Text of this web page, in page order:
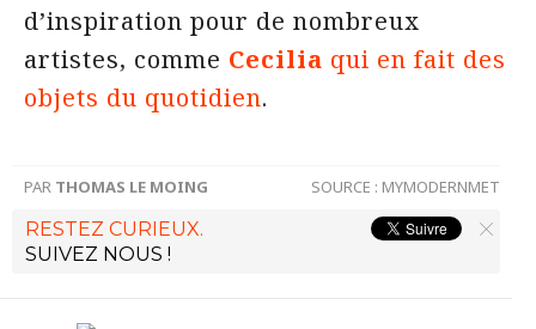
d’inspiration pour de nombreux
artistes, comme Cecilia qui en fait des
objets du quotidien.
SOURCE : MYMODERNMET
PAR THOMAS LE MOING
RESTEZ CURIEUX.
SUIVEZ NOUS !